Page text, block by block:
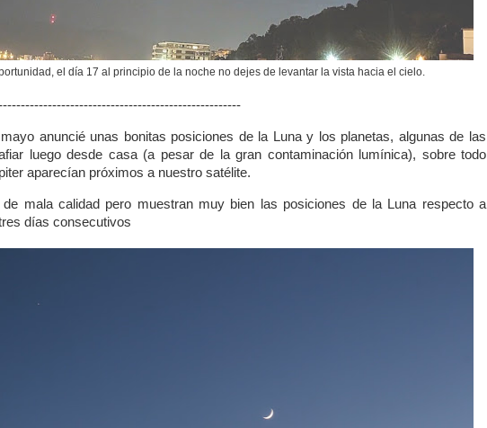
el día 17 al principio de la noche no dejes de levantar la vista hacia el cielo.
anuncié unas bonitas posiciones de la Luna y los planetas, algunas de las
luego desde casa (a pesar de la gran contaminación lumínica), sobre todo
aparecían próximos a nuestro satélite.
de mala calidad pero muestran muy bien las posiciones de la Luna respecto a
días consecutivos